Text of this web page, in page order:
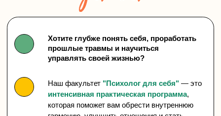
интенсивная практическая программа ,
которая поможет вам обрести внутреннюю
гармонию, улучшить отношения и стать
увереннее в себе!
прошлые травмы и научиться
управлять своей жизнью?